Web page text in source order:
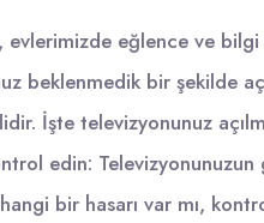
evlerimizde eğlence ve
beklenmedik bir şekilde
İşte televizyonunuz
edin:
bir hasarı var mı,